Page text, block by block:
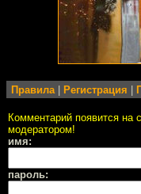
Правила Регистрация
Комментарий появится на
модератором!
имя:
пароль: